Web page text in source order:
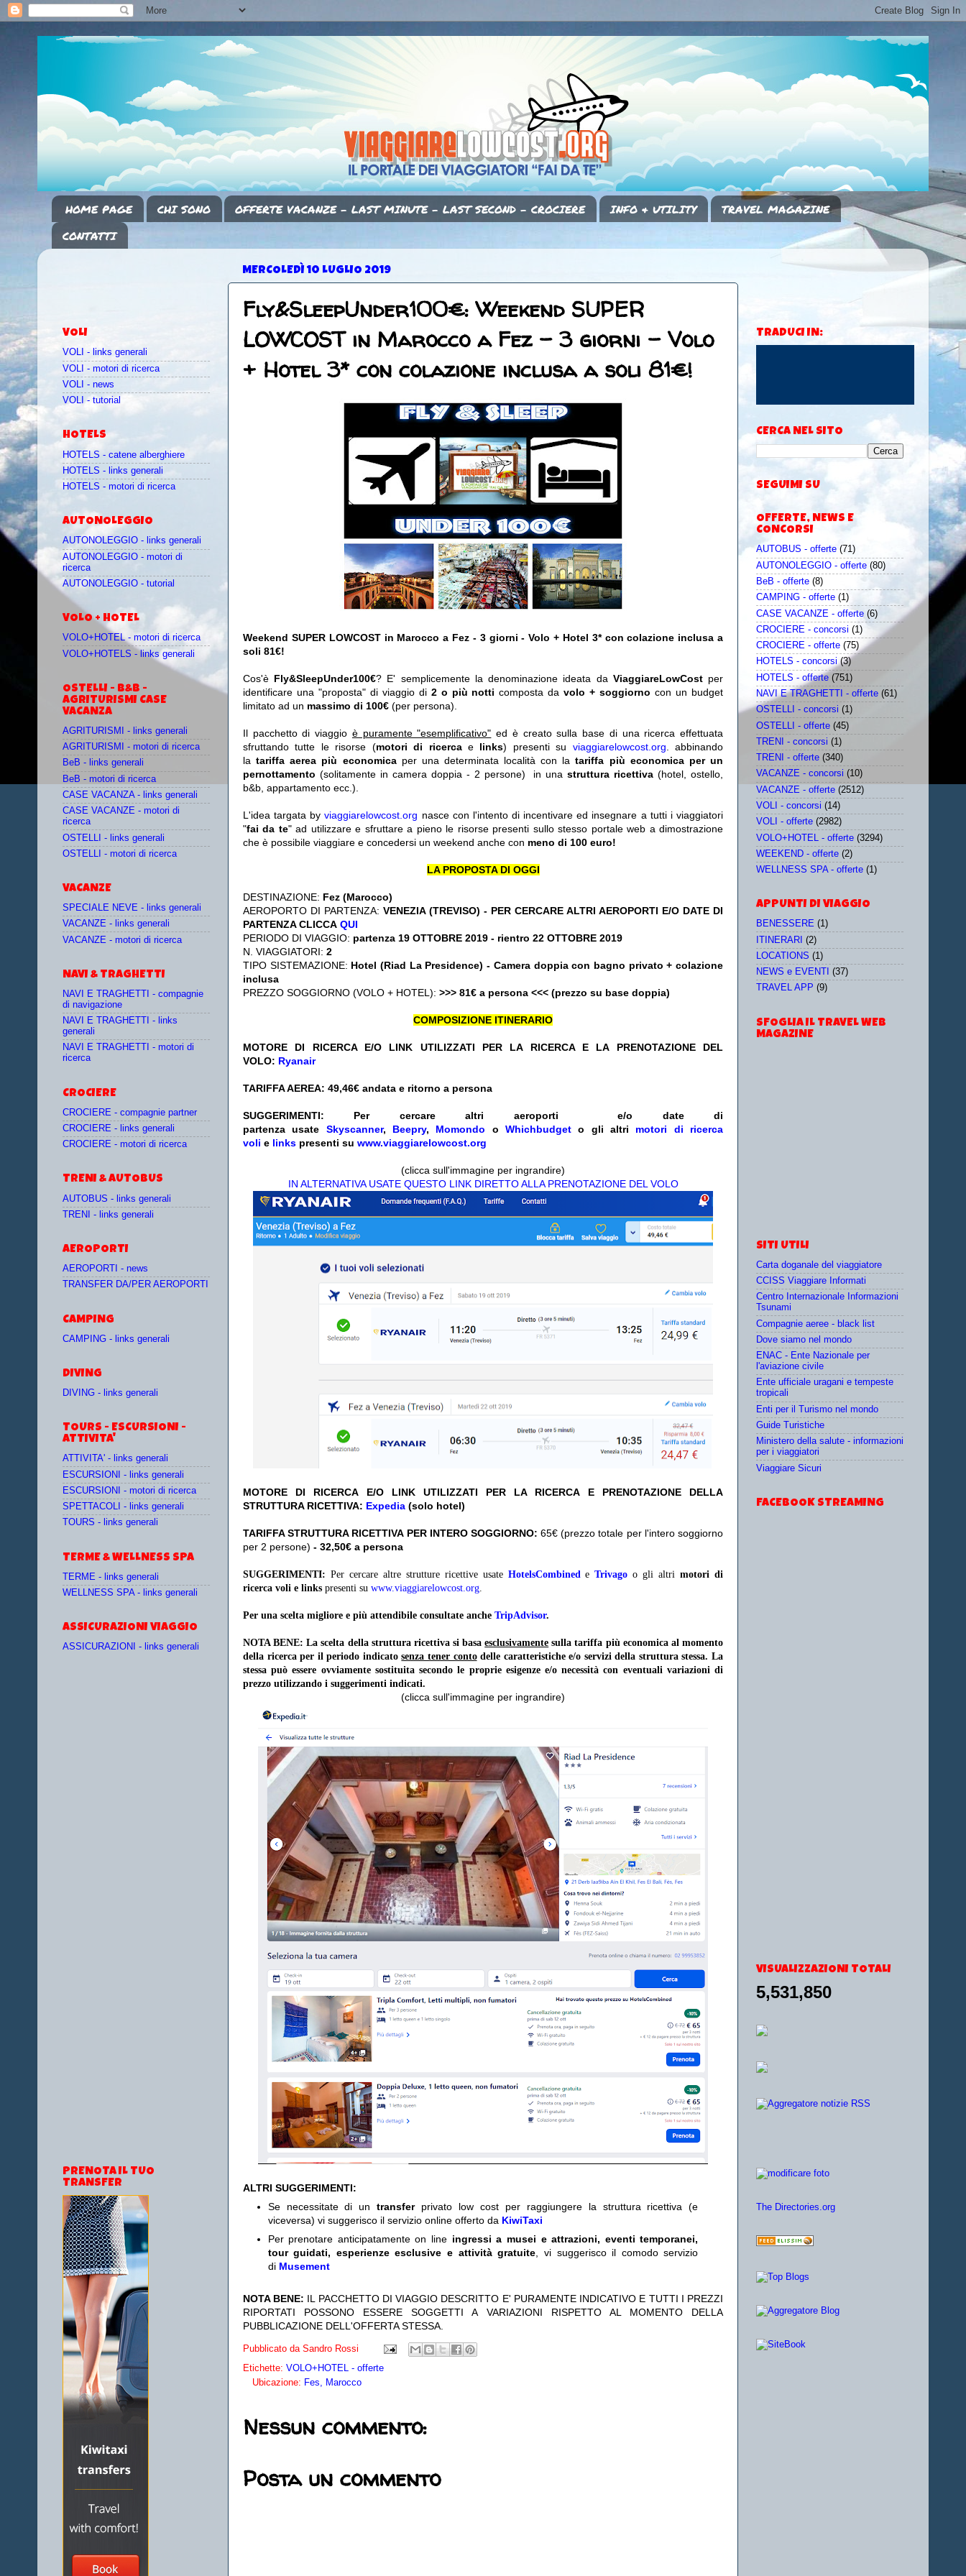
HOME PAGE CHI SONO OFFERTE VACANZE - LAST MINUTE - LAST SECOND - CROCIERE INFO & UTILITY
TRAVEL MAGAZINE
CONTATTI
MERCOLEDÌ 10 LUGLIO 2019
Fly&SleepUnder100€: Weekend SUPER
LOWCOST in Marocco a Fez - 3 giorni - Volo
+ Hotel 3* con colazione inclusa a soli 81€!
Weekend SUPER LOWCOST in Marocco a Fez - 3 giorni - Volo + Hotel 3* con colazione inclusa a
soli 81€!
Cos'è Fly&SleepUnder100€? E' semplicemente la denominazione ideata da ViaggiareLowCostper
identificare una "proposta" di viaggio di 2 o più notticomposta davolo + soggiorno con un budget
limitato ad un massimo di 100€ (per persona).
Il pacchetto di viaggio è puramente "esemplificativo" ed è creato sulla base di una ricerca effettuata
sfruttando tutte le risorse (motori di ricerca e links) presenti su viaggiarelowcost.org . abbinando
la tariffa aerea più economicaper una determinata località con latariffa più economica per un
pernottamento (solitamente in camera doppia - 2 persone) in unastruttura ricettiva (hotel, ostello,
b&b, appartamento ecc.).
L'idea targata byviaggiarelowcost.org nasce con l'intento di incentivare ed insegnare a tutti i viaggiatori
"fai da te" ad utilizzare e sfruttare a pieno le risorse presenti sullo stesso portale web a dimostrazione
che è possibile viaggiare e concedersi un weekend anche con meno di 100 euro!
LA PROPOSTA DI OGGI
DESTINAZIONE: Fez (Marocco)
AEROPORTO DI PARTENZA: VENEZIA (TREVISO) - PER CERCARE ALTRI AEROPORTI E/O DATE DI
PARTENZA CLICCA QUI
PERIODO DI VIAGGIO: partenza 19 OTTOBRE 2019 - rientro 22 OTTOBRE 2019
N. VIAGGIATORI: 2
TIPO SISTEMAZIONE: Hotel (Riad La Presidence) - Camera doppia con bagno privato + colazione
inclusa
PREZZO SOGGIORNO (VOLO + HOTEL): >>> 81€ a persona <<< (prezzo su base doppia)
COMPOSIZIONE ITINERARIO
MOTORE DI RICERCA E/O LINK UTILIZZATI PER LA RICERCA E LA PRENOTAZIONE DEL
VOLO: Ryanair
TARIFFA AEREA: 49,46€ andata e ritorno a persona
SUGGERIMENTI: Per cercare altri aeroporti e/o date di
partenza usate Skyscanner, Beepry, Momondo oWhichbudget o gli altri motori di ricerca
voli e links presenti su www.viaggiarelowcost.org
(clicca sull'immagine per ingrandire)
IN ALTERNATIVA USATE QUESTO LINK DIRETTO ALLA PRENOTAZIONE DEL VOLO
MOTORE DI RICERCA E/O LINK UTILIZZATI PER LA RICERCA E PRENOTAZIONE DELLA
STRUTTURA RICETTIVA: Expedia (solo hotel)
TARIFFA STRUTTURA RICETTIVA PER INTERO SOGGIORNO: 65€ (prezzo totale per l'intero soggiorno
per 2 persone) - 32,50€ a persona
SUGGERIMENTI: Per cercare altre strutture ricettive usate HotelsCombinedeTrivago o gli altrimotori di
ricerca voli e links presenti su www.viaggiarelowcost.org.
Per una scelta migliore e più attendibile consultate anche TripAdvisor.
NOTA BENE: La scelta della struttura ricettiva si basaesclusivamente sulla tariffa più economica al momento
della ricerca per il periodo indicatosenza tener contodelle caratteristiche e/o servizi della struttura stessa. La
stessa può essere ovviamente sostituita secondo le proprie esigenze e/o necessità con eventuali variazioni di
prezzo utilizzando i suggerimenti indicati.
(clicca sull'immagine per ingrandire)
ALTRI SUGGERIMENTI:
Se necessitate di untransfer privato low cost per raggiungere la struttura ricettiva (e
viceversa) vi suggerisco il servizio online offerto da KiwiTaxi
Per prenotare anticipatamente on line ingressi a musei e attrazioni, eventi temporanei,
tour guidati, esperienze esclusive e attività gratuite , vi suggerisco il comodo servizio
di Musement
NOTA BENE: IL PACCHETTO DI VIAGGIO DESCRITTO E' PURAMENTE INDICATIVO E TUTTI I PREZZI
RIPORTATI POSSONO ESSERE SOGGETTI A VARIAZIONI RISPETTO AL MOMENTO DELLA
PUBBLICAZIONE DELL'OFFERTA STESSA.
Pubblicato da Sandro Rossi
Etichette: VOLO+HOTEL - offerte
Ubicazione: Fes, Marocco
Nessun commento:
Posta un commento
VOLI
VOLI - links generali
VOLI - motori di ricerca
VOLI - news
VOLI - tutorial
HOTELS
HOTELS - catene alberghiere
HOTELS - links generali
HOTELS - motori di ricerca
AUTONOLEGGIO
AUTONOLEGGIO - links generali
AUTONOLEGGIO - motori di
ricerca
AUTONOLEGGIO - tutorial
VOLO + HOTEL
VOLO+HOTEL - motori di ricerca
VOLO+HOTELS - links generali
OSTELLI - B&B -
AGRITURISMI CASE
VACANZA
AGRITURISMI - links generali
AGRITURISMI - motori di ricerca
BeB - links generali
BeB - motori di ricerca
CASE VACANZA - links generali
CASE VACANZE - motori di
ricerca
OSTELLI - links generali
OSTELLI - motori di ricerca
VACANZE
SPECIALE NEVE - links generali
VACANZE - links generali
VACANZE - motori di ricerca
NAVI & TRAGHETTI
NAVI E TRAGHETTI - compagnie
di navigazione
NAVI E TRAGHETTI - links
generali
NAVI E TRAGHETTI - motori di
ricerca
CROCIERE
CROCIERE - compagnie partner
CROCIERE - links generali
CROCIERE - motori di ricerca
TRENI & AUTOBUS
AUTOBUS - links generali
TRENI - links generali
AEROPORTI
AEROPORTI - news
TRANSFER DA/PER AEROPORTI
CAMPING
CAMPING - links generali
DIVING
DIVING - links generali
TOURS - ESCURSIONI -
ATTIVITA'
ATTIVITA' - links generali
ESCURSIONI - links generali
ESCURSIONI - motori di ricerca
SPETTACOLI - links generali
TOURS - links generali
TERME & WELLNESS SPA
TERME - links generali
WELLNESS SPA - links generali
ASSICURAZIONI VIAGGIO
ASSICURAZIONI - links generali
PRENOTA IL TUO
TRANSFER
TRADUCI IN:
CERCA NEL SITO
SEGUIMI SU
OFFERTE, NEWS E
CONCORSI
AUTOBUS - offerte (71)
AUTONOLEGGIO - offerte (80)
BeB - offerte (8)
CAMPING - offerte (1)
CASE VACANZE - offerte (6)
CROCIERE - concorsi (1)
CROCIERE - offerte (75)
HOTELS - concorsi (3)
HOTELS - offerte (751)
NAVI E TRAGHETTI - offerte (61)
OSTELLI - concorsi (1)
OSTELLI - offerte (45)
TRENI - concorsi (1)
TRENI - offerte (340)
VACANZE - concorsi (10)
VACANZE - offerte (2512)
VOLI - concorsi (14)
VOLI - offerte (2982)
VOLO+HOTEL - offerte (3294)
WEEKEND - offerte (2)
WELLNESS SPA - offerte (1)
APPUNTI DI VIAGGIO
BENESSERE (1)
ITINERARI (2)
LOCATIONS (1)
NEWS e EVENTI
(37)
TRAVEL APP (9)
SFOGLIA IL TRAVEL WEB
MAGAZINE
SITI UTILI
Carta doganale del viaggiatore
CCISS Viaggiare Informati
Centro Internazionale Informazioni
Tsunami
Compagnie aeree - black list
Dove siamo nel mondo
ENAC - Ente Nazionale per
l'aviazione civile
Ente ufficiale uragani e tempeste
tropicali
Enti per il Turismo nel mondo
Guide Turistiche
Ministero della salute - informazioni
per i viaggiatori
Viaggiare Sicuri
FACEBOOK STREAMING
VISUALIZZAZIONI TOTALI
5,531,850
The Directories.org